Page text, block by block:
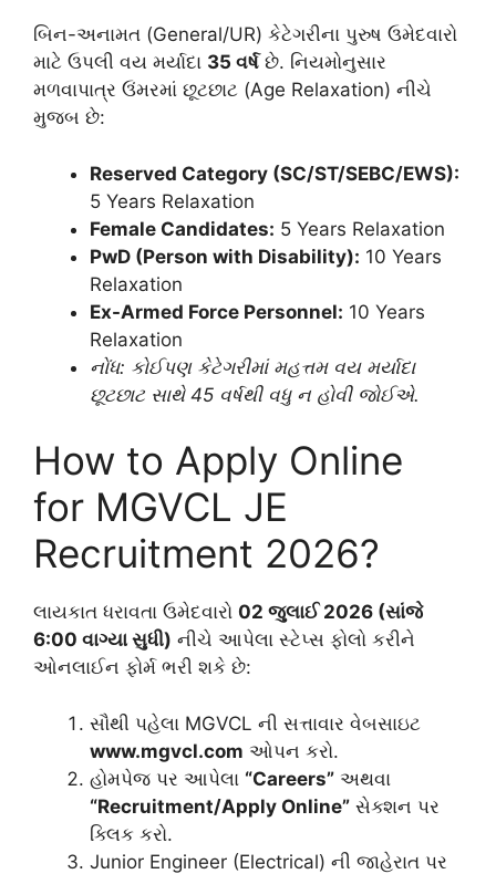
બિન-અનામત (General/UR) કેટેગરીના પુરુષ ઉમેદવારો
માટે ઉપલી વય મર્યાદા 35 વર્ષછે. નિયમોનુસાર
મળવાપાત્ર ઉંમરમાં છૂટછાટ (Age Relaxation) નીચે
મુજબ છે:
Reserved Category (SC/ST/SEBC/EWS):
5 Years Relaxation
Female Candidates: 5 Years Relaxation
PwD (Person with Disability): 10 Years
Relaxation
Ex-Armed Force Personnel: 10 Years
Relaxation
નોંધ: કોઈપણ કેટેગરીમાં મહત્તમ વય મર્યાદા
છૂટછાટ સાથે 45 વર્ષથી વધુ ન હોવી જોઈએ.
How to Apply Online
for MGVCL JE
Recruitment 2026?
લાયકાત ધરાવતા ઉમેદવારો 02 જુલાઈ 2026 (સાંજે
6:00 વાગ્યા સુધી) નીચે આપેલા સ્ટેપ્સ ફોલો કરીને
ઓનલાઈન ફોર્મ ભરી શકે છે:
સૌથી પહેલા MGVCL ની સત્તાવાર વેબસાઇટ
www.mgvcl.com ઓપન કરો.
હોમપેજ પર આપેલા “Careers” અથવા
“Recruitment/Apply Online” સેક્શન પર
ક્લિક કરો.
Junior Engineer (Electrical) ની જાહેરાત પર